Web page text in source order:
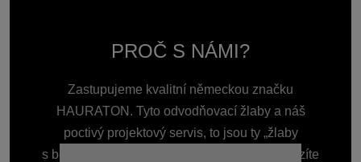
PROČ S NÁMI?
Zastupujeme kvalitní německou značku
HAURATON. Tyto odvodňovací žlaby a náš
poctivý projektový servis, to jsou ty „žlaby
s benefitem“, které Vás vždy podrží. Ať přicházíte